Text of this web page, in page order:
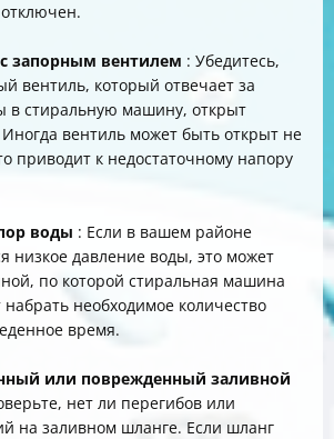
запорным вентилем : Убедитесь,
вентиль, который отвечает за
в стиральную машину, открыт
вентиль может быть открыт не
приводит к недостаточному напору
воды : Если в вашем районе
низкое давление воды, это может
по которой стиральная машина
набрать необходимое количество
время.
или поврежденный заливной
нет ли перегибов или
на заливном шланге. Если шланг